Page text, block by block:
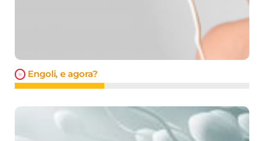
Engoli, e agora?